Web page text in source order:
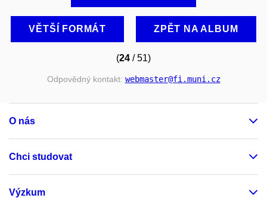
VĚTŠÍ FORMÁT ZPĚT NA ALBUM
(24 / 51)
Odpovědný kontakt: webmaster@fi.muni.cz
O nás
Chci studovat
Výzkum